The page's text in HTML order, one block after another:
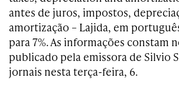
antes de juros, impostos,
amortização – Lajida, em
para 7%. As informações constam
publicado pela emissora de Silvio
jornais nesta terça-feira, 6.